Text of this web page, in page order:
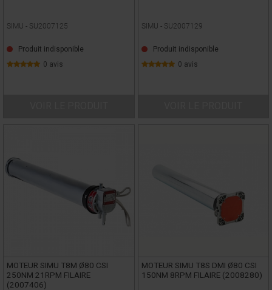
SIMU - SU2007125
Produit indisponible
0 avis
SIMU - SU2007129
Produit indisponible
0 avis
MOTEUR SIMU T8M Ø80 CSI
250NM 21RPM FILAIRE
(2007406)
MOTEUR SIMU T8S DMI Ø80 CSI
150NM 8RPM FILAIRE (2008280)